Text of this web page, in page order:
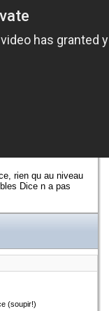
rien qu au niveau
Dice n a pas
(soupir!)